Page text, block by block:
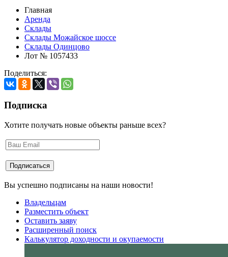
Главная
Аренда
Склады
Склады Можайское шоссе
Склады Одинцово
Лот № 1057433
Поделиться:
Подписка
Хотите получать новые объекты раньше всех?
Вы успешно подписаны на наши новости!
Владельцам
Разместить объект
Оставить заяву
Расширенный поиск
Калькулятор доходности и окупаемости